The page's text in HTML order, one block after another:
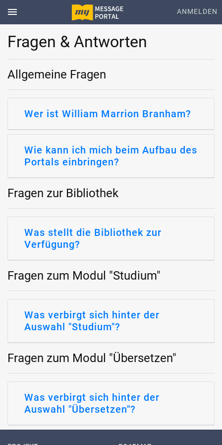
menu ANMELDEN
Fragen & Antworten
Allgemeine Fragen
Wer ist William Marrion Branham?
Wie kann ich mich beim Aufbau des
Portals einbringen?
Fragen zur Bibliothek
Was stellt die Bibliothek zur
Verfügung?
Fragen zum Modul "Studium"
Was verbirgt sich hinter der
Auswahl "Studium"?
Fragen zum Modul "Übersetzen"
Was verbirgt sich hinter der
Auswahl "Übersetzen"?